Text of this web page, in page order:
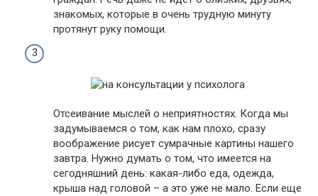
знакомых, которые в очень трудную минуту
протянут руку помощи.
Отсеивание мыслей о неприятностях. Когда мы
задумываемся о том, как нам плохо, сразу
воображение рисует сумрачные картины нашего
завтра. Нужно думать о том, что имеется на
сегодняшний день: какая-либо еда, одежда,
крыша над головой – а это уже не мало. Если еще